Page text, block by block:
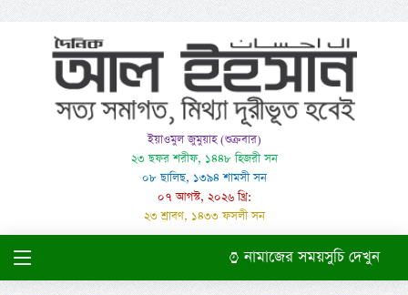
ইয়াওমুল জুমুয়াহ (শুক্রবার)
২৩ ছফর শরীফ, ১৪৪৮ হিজরী সন
০৮ ছালিছ, ১৩৯৪ শামসী সন
০৭ আগস্ট, ২০২৬ খ্রি:
২৩ শ্রাবণ, ১৪৩৩ ফসলী সন
নামাজের সময়সুচি দেখুন